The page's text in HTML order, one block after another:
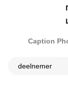
Caption